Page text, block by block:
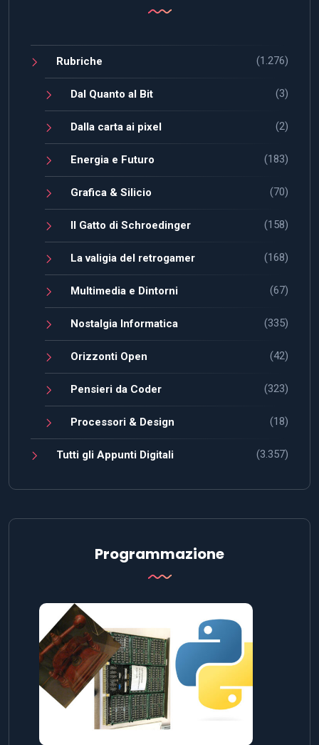
Rubriche (1.276)
Dal Quanto al Bit (3)
Dalla carta ai pixel (2)
Energia e Futuro (183)
Grafica & Silicio (70)
Il Gatto di Schroedinger (158)
La valigia del retrogamer (168)
Multimedia e Dintorni (67)
Nostalgia Informatica (335)
Orizzonti Open (42)
Pensieri da Coder (323)
Processori & Design (18)
Tutti gli Appunti Digitali (3.357)
Programmazione